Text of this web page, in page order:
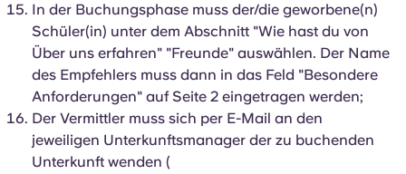
In der Buchungsphase muss der/die geworbene(n)
Schüler(in) unter dem Abschnitt "Wie hast du von
Über uns erfahren" "Freunde" auswählen. Der Name
des Empfehlers muss dann in das Feld "Besondere
Anforderungen" auf Seite 2 eingetragen werden;
Der Vermittler muss sich per E-Mail an den
jeweiligen Unterkunftsmanager der zu buchenden
Unterkunft wenden (